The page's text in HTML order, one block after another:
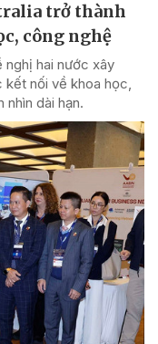
trở thành
công nghệ
nghị hai nước xây
kết nối về khoa học,
dài hạn.